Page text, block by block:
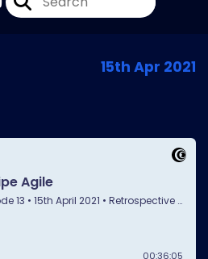
15th Apr 2021